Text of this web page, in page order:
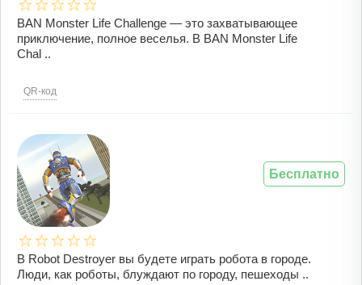
BAN Monster Life Challenge — это захватывающее
приключение, полное веселья. В BAN Monster Life
Chal ..
QR-код
В Robot Destroyer вы будете играть робота в городе.
Люди, как роботы, блуждают по городу, пешеходы ..
Бесплатно